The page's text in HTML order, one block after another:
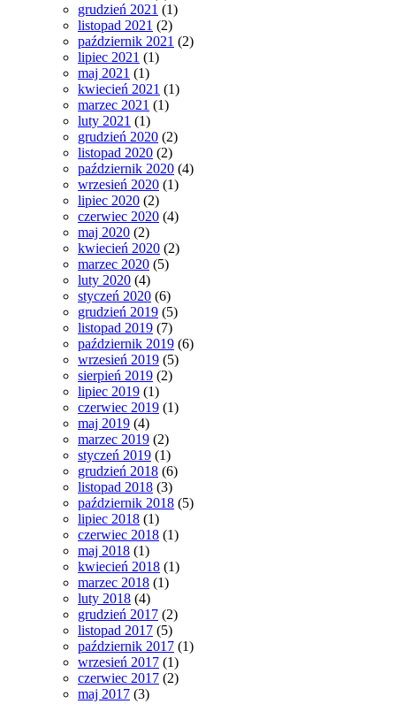
grudzień 2021 (1)
listopad 2021 (2)
październik 2021 (2)
lipiec 2021 (1)
maj 2021 (1)
kwiecień 2021 (1)
marzec 2021 (1)
luty 2021 (1)
grudzień 2020 (2)
listopad 2020 (2)
październik 2020 (4)
wrzesień 2020 (1)
lipiec 2020 (2)
czerwiec 2020 (4)
maj 2020 (2)
kwiecień 2020 (2)
marzec 2020 (5)
luty 2020 (4)
styczeń 2020 (6)
grudzień 2019 (5)
listopad 2019 (7)
październik 2019 (6)
wrzesień 2019 (5)
sierpień 2019 (2)
lipiec 2019 (1)
czerwiec 2019 (1)
maj 2019 (4)
marzec 2019 (2)
styczeń 2019 (1)
grudzień 2018 (6)
listopad 2018 (3)
październik 2018 (5)
lipiec 2018 (1)
czerwiec 2018 (1)
maj 2018 (1)
kwiecień 2018 (1)
marzec 2018 (1)
luty 2018 (4)
grudzień 2017 (2)
listopad 2017 (5)
październik 2017 (1)
wrzesień 2017 (1)
czerwiec 2017 (2)
maj 2017 (3)